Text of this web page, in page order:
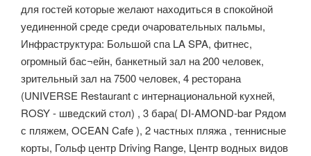
для гостей которые желают находиться в спокойной
уединенной среде среди очаровательных пальмы,
Инфраструктура: Большой спа LA SPA, фитнес,
огромный бас¬ейн, банкетный зал на 200 человек,
зрительный зал на 7500 человек, 4 ресторана
(UNIVERSE Restaurant с интернациональной кухней,
ROSY - шведский стол) , 3 бара( DI-AMOND-bar Рядом
с пляжем, OCEAN Cafe ), 2 частных пляжа , теннисные
корты, Гольф центр Driving Range, Центр водных видов